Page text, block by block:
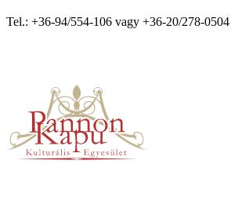
Tel.: +36-94/554-106 vagy +36-20/278-0504